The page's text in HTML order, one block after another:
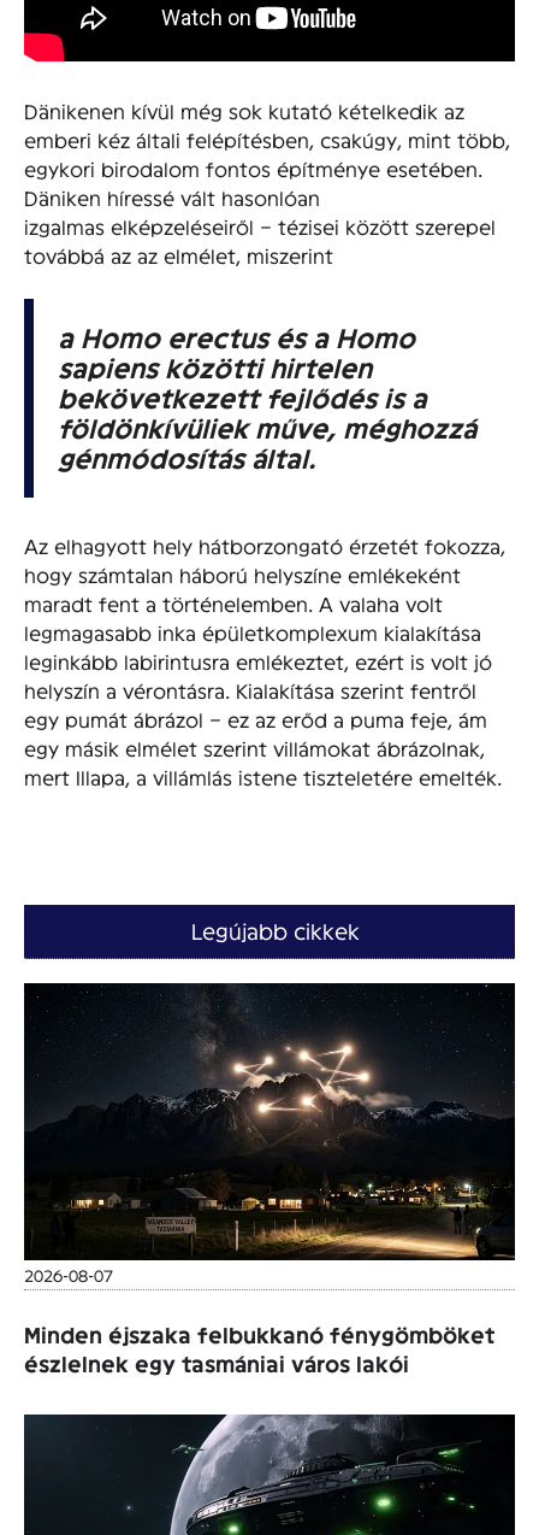
Dänikenen kívül még sok kutató kételkedik az
emberi kéz általi felépítésben, csakúgy, mint több,
egykori birodalom fontos építménye esetében.
Däniken híressé vált hasonlóan
izgalmas elképzeléseiről – tézisei között szerepel
továbbá az az elmélet, miszerint
a Homo erectus és a Homo
sapiens közötti hirtelen
bekövetkezett fejlődés is a
földönkívüliek műve, méghozzá
génmódosítás által.
Az elhagyott hely hátborzongató érzetét fokozza,
hogy számtalan háború helyszíne emlékeként
maradt fent a történelemben. A valaha volt
legmagasabb inka épületkomplexum kialakítása
leginkább labirintusra emlékeztet, ezért is volt jó
helyszín a vérontásra. Kialakítása szerint fentről
egy pumát ábrázol – ez az erőd a puma feje, ám
egy másik elmélet szerint villámokat ábrázolnak,
mert Illapa, a villámlás istene tiszteletére emelték.
Legújabb cikkek
2026-08-07
Minden éjszaka felbukkanó fénygömböket
észlelnek egy tasmániai város lakói